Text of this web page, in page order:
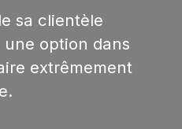
sa clientèle
option dans
extrêmement